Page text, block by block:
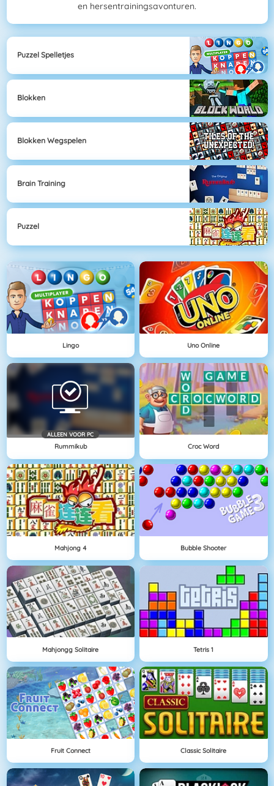
en hersentrainingsavonturen.
Puzzel Spelletjes
Blokken
Blokken Wegspelen
Brain Training
Puzzel
Lingo Uno Online
ALLEEN VOOR PC
Rummikub Croc Word
Mahjong 4 Bubble Shooter
Mahjongg Solitaire Tetris 1
Fruit Connect Classic Solitaire